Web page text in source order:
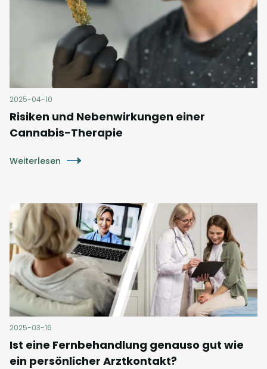
2025-04-10
Risiken und Nebenwirkungen einer
Cannabis-Therapie
Weiterlesen
2025-03-16
Ist eine Fernbehandlung genauso gut wie
ein persönlicher Arztkontakt?